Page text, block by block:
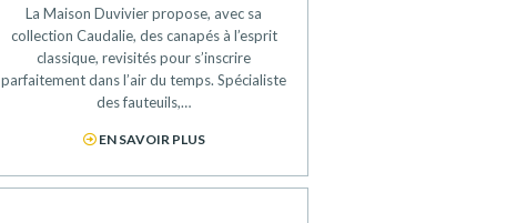
La Maison Duvivier propose, avec sa
collection Caudalie, des canapés à l’esprit
classique, revisités pour s’inscrire
parfaitement dans l’air du temps. Spécialiste
des fauteuils,…
EN SAVOIR PLUS